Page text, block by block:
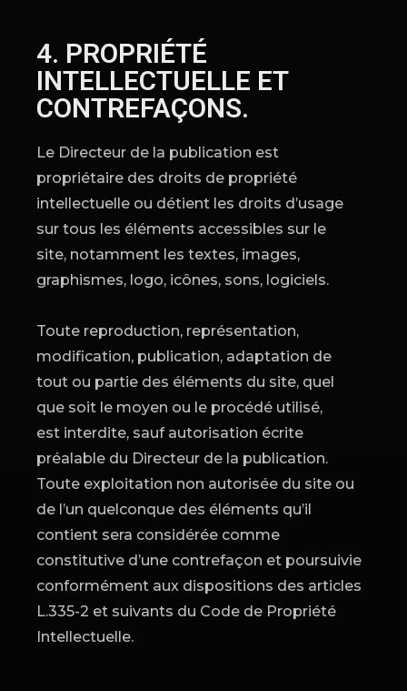
4. PROPRIÉTÉ
INTELLECTUELLE ET
CONTREFAÇONS.
Le Directeur de la publication est
propriétaire des droits de propriété
intellectuelle ou détient les droits d’usage
sur tous les éléments accessibles sur le
site, notamment les textes, images,
graphismes, logo, icônes, sons, logiciels.
Toute reproduction, représentation,
modification, publication, adaptation de
tout ou partie des éléments du site, quel
que soit le moyen ou le procédé utilisé,
est interdite, sauf autorisation écrite
préalable du Directeur de la publication.
Toute exploitation non autorisée du site ou
de l’un quelconque des éléments qu’il
contient sera considérée comme
constitutive d’une contrefaçon et poursuivie
conformément aux dispositions des articles
L.335-2 et suivants du Code de Propriété
Intellectuelle.